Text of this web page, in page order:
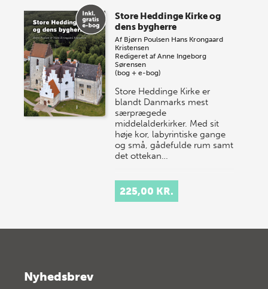
Store Heddinge Kirke og
dens bygherre
Af Bjørn Poulsen Hans Krongaard
Kristensen
Redigeret afAnne Ingeborg
Sørensen
(bog + e-bog)
Store Heddinge Kirke er
blandt Danmarks mest
særprægede
middelalderkirker. Med sit
høje kor, labyrintiske gange
og små, gådefulde rum samt
det ottekan…
225,00 KR.
Nyhedsbrev